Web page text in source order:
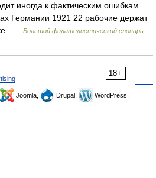
иногда к фактическим ошибкам
Германии 1921 22 рабочие держат
…
Большой филателистический словарь
18+
Joomla, Drupal,
WordPress,